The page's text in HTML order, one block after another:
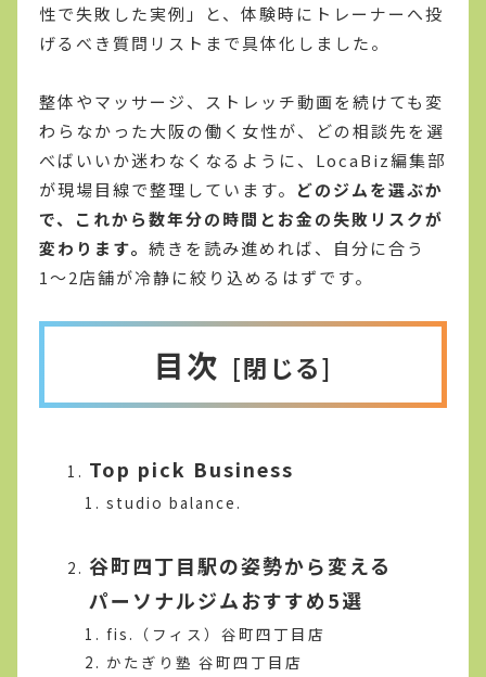
性で失敗した実例」と、体験時にトレーナーへ投
げるべき質問リストまで具体化しました。
整体やマッサージ、ストレッチ動画を続けても変
わらなかった大阪の働く女性が、どの相談先を選
べばいいか迷わなくなるように、LocaBiz編集部
が現場目線で整理しています。 どのジムを選ぶか
で、これから数年分の時間とお金の失敗リスクが
変わります。 続きを読み進めれば、自分に合う
1〜2店舗が冷静に絞り込めるはずです。
目次
Top pick Business
studio balance.
谷町四丁目駅の姿勢から変える
パーソナルジムおすすめ5選
fis.（フィス）谷町四丁目店
かたぎり塾 谷町四丁目店